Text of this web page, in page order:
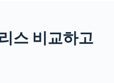
스 비교하고